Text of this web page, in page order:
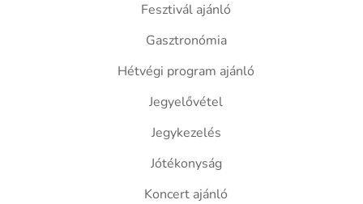
Fesztivál ajánló
Gasztronómia
Hétvégi program ajánló
Jegyelővétel
Jegykezelés
Jótékonyság
Koncert ajánló